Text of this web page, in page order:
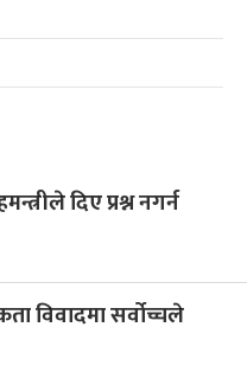
दिए प्रश्न नगर्न
विवादमा सर्वोच्चले